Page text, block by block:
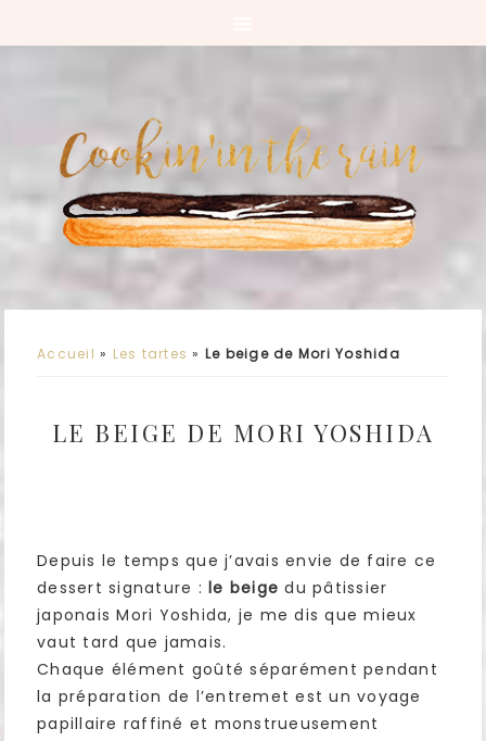
Accueil » Les tartes » Le beige de Mori Yoshida
LE BEIGE DE MORI YOSHIDA
Depuis le temps que j’avais envie de faire ce
dessert signature : le beige du pâtissier
japonais Mori Yoshida, je me dis que mieux
vaut tard que jamais.
Chaque élément goûté séparément pendant
la préparation de l’entremet est un voyage
papillaire raffiné et monstrueusement